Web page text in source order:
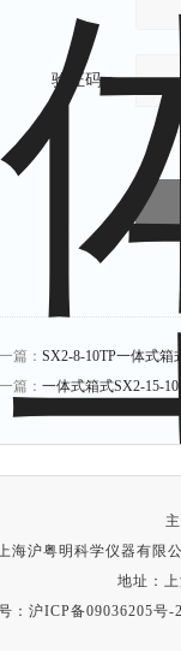
验证码：
篇： SX2-8-10TP一体式箱
篇： 一体式箱式SX2-15-
海沪粤明科学仪器有限
地址：
：沪ICP备09036205号-